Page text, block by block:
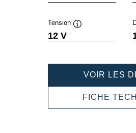
Tension
12 V
VOIR LES
FICHE